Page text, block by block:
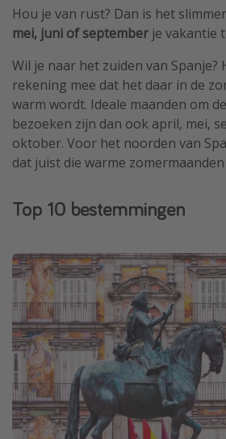
Hou je van rust? Dan is het
mei, juni of september je vakantie
Wil je naar het zuiden van Spanje?
rekening mee dat het daar in de
warm wordt. Ideale maanden om
bezoeken zijn dan ook april, mei,
oktober. Voor het noorden van
dat juist die warme
Top 10 bestemmingen